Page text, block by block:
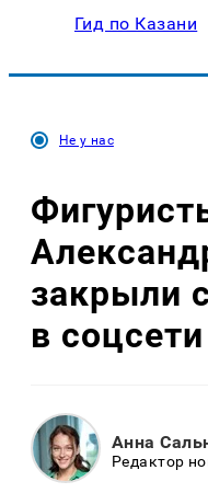
Гид по Казани
Не у нас
закрыли
в соцсети
Анна
Редактор